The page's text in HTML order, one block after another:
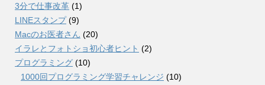
3分で仕事改革 (1)
LINEスタンプ(9)
Macのお医者さん (20)
イラレとフォトショ初心者ヒント (2)
プログラミング (10)
1000回プログラミング学習チャレンジ (10)